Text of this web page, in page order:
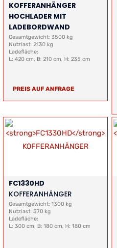
KOFFERANHÄNGER
HOCHLADER MIT
LADEBORDWAND
Gesamtgewicht: 3500 kg
Nutzlast: 2130 kg
Ladefläche:
L: 420 cm, B: 210 cm, H: 235 cm
PREIS AUF ANFRAGE
FC1330HD
KOFFERANHÄNGER
Gesamtgewicht: 1300 kg
Nutzlast: 570 kg
Ladefläche:
L: 300 cm, B: 180 cm, H: 180 cm